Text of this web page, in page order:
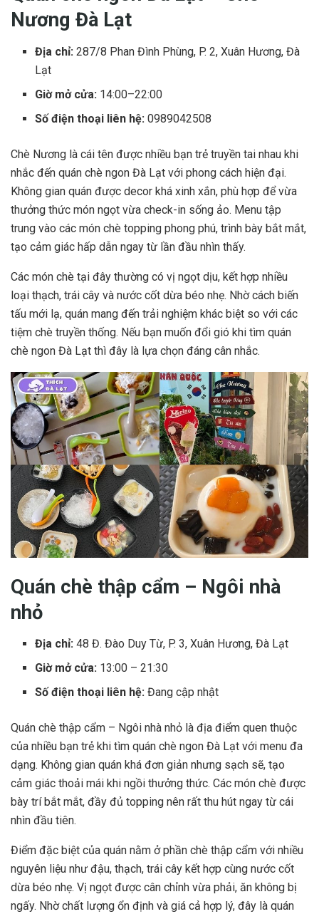
Nương Đà Lạt
Địa chỉ: 287/8 Phan Đình Phùng, P. 2, Xuân Hương, Đà
Lạt
Giờ mở cửa: 14:00–22:00
Số điện thoại liên hệ:0989042508
Chè Nương là cái tên được nhiều bạn trẻ truyền tai nhau khi
nhắc đến quán chè ngon Đà Lạt với phong cách hiện đại.
Không gian quán được decor khá xinh xắn, phù hợp để vừa
thưởng thức món ngọt vừa check-in sống ảo. Menu tập
trung vào các món chè topping phong phú, trình bày bắt mắt,
tạo cảm giác hấp dẫn ngay từ lần đầu nhìn thấy.
Các món chè tại đây thường có vị ngọt dịu, kết hợp nhiều
loại thạch, trái cây và nước cốt dừa béo nhẹ. Nhờ cách biến
tấu mới lạ, quán mang đến trải nghiệm khác biệt so với các
tiệm chè truyền thống. Nếu bạn muốn đổi gió khi tìm quán
chè ngon Đà Lạt thì đây là lựa chọn đáng cân nhắc.
Quán chè thập cẩm – Ngôi nhà
nhỏ
Địa chỉ:48 Đ. Đào Duy Từ, P. 3, Xuân Hương, Đà Lạt
Giờ mở cửa: 13:00 – 21:30
Số điện thoại liên hệ:Đang cập nhật
Quán chè thập cẩm – Ngôi nhà nhỏ là địa điểm quen thuộc
của nhiều bạn trẻ khi tìm quán chè ngon Đà Lạt với menu đa
dạng. Không gian quán khá đơn giản nhưng sạch sẽ, tạo
cảm giác thoải mái khi ngồi thưởng thức. Các món chè được
bày trí bắt mắt, đầy đủ topping nên rất thu hút ngay từ cái
nhìn đầu tiên.
Điểm đặc biệt của quán nằm ở phần chè thập cẩm với nhiều
nguyên liệu như đậu, thạch, trái cây kết hợp cùng nước cốt
dừa béo nhẹ. Vị ngọt được cân chỉnh vừa phải, ăn không bị
ngấy. Nhờ chất lượng ổn định và giá cả hợp lý, đây là quán